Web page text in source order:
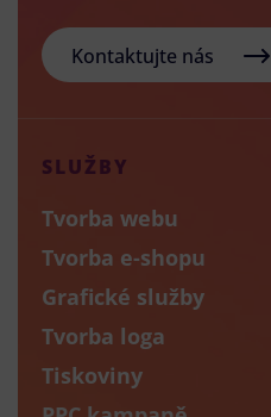
Kontaktujte nás
SLUŽBY
Tvorba webu
Tvorba e-shopu
Grafické služby
Tvorba loga
Tiskoviny